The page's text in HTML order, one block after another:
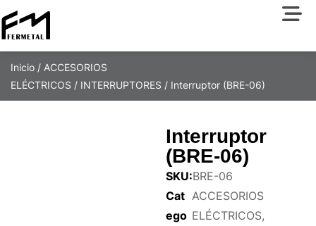
Inicio / ACCESORIOS
ELÉCTRICOS / INTERRUPTORES / Interruptor (BRE-06)
Interruptor
(BRE-06)
SKU:BRE-06
Cat
ego
ACCESORIOS
ELÉCTRICOS,